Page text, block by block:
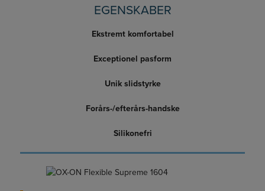
EGENSKABER
Ekstremt komfortabel
Exceptionel pasform
Unik slidstyrke
Forårs-/efterårs-handske
Silikonefri